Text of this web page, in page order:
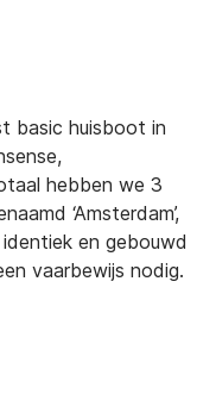
basic huisboot in
hebben we 3
‘Amsterdam’,
identiek en gebouwd
vaarbewijs nodig.